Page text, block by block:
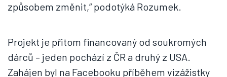
způsobem změnit,“ podotýká Rozumek.
Projekt je přitom financovaný od soukromých
dárců – jeden pochází z ČR a druhý z USA.
Zahájen byl na Facebooku příběhem vizážistky